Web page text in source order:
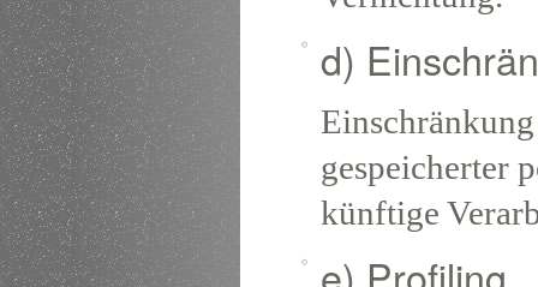
d)
gespeicherter
künftige